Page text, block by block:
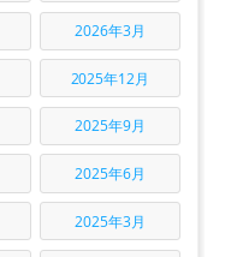
2026年3月
2025年12月
2025年9月
2025年6月
2025年3月